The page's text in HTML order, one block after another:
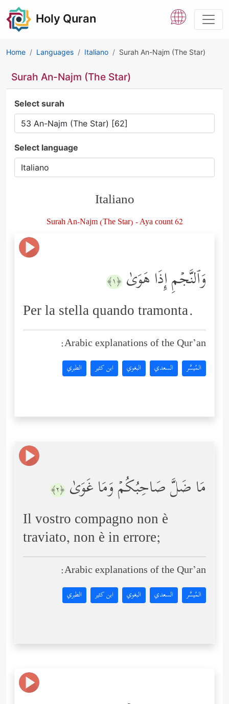
Holy Quran
Home Languages Italiano Surah An-Najm (The Star)
Surah An-Najm (The Star)
Select surah
Select language
Italiano
Surah An-Najm (The Star) - Aya count 62
وَٱلنَّجۡمِ إِذَا هَوَىٰ ﴿١﴾
Per la stella quando tramonta.
Arabic explanations of the Qur’an:
المُيسَّر السعدي البغوي ابن كثير الطبري
مَا ضَلَّ صَاحِبُكُمۡ وَمَا غَوَىٰ ﴿٢﴾
Il vostro compagno non è
traviato, non è in errore;
Arabic explanations of the Qur’an:
المُيسَّر السعدي البغوي ابن كثير الطبري